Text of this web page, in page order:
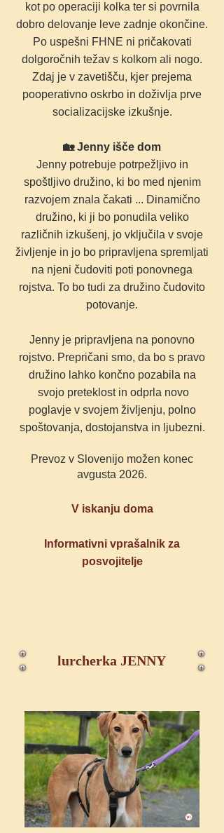
kot po operaciji kolka ter si povrnila
dobro delovanje leve zadnje okončine.
Po uspešni FHNE ni pričakovati
dolgoročnih težav s kolkom ali nogo.
Zdaj je v zavetišču, kjer prejema
pooperativno oskrbo in doživlja prve
socializacijske izkušnje.
🏡 Jenny išče dom
Jenny potrebuje potrpežljivo in
spoštljivo družino, ki bo med njenim
razvojem znala čakati ... Dinamično
družino, ki ji bo ponudila veliko
različnih izkušenj, jo vključila v svoje
življenje in jo bo pripravljena spremljati
na njeni čudoviti poti ponovnega
rojstva. To bo tudi za družino čudovito
potovanje.
Jenny je pripravljena na ponovno
rojstvo. Prepričani smo, da bo s pravo
družino lahko končno pozabila na
svojo preteklost in odprla novo
poglavje v svojem življenju, polno
spoštovanja, dostojanstva in ljubezni.
Prevoz v Slovenijo možen konec
avgusta 2026.
V iskanju doma
Informativni vprašalnik za
posvojitelje
lurcherka JENNY